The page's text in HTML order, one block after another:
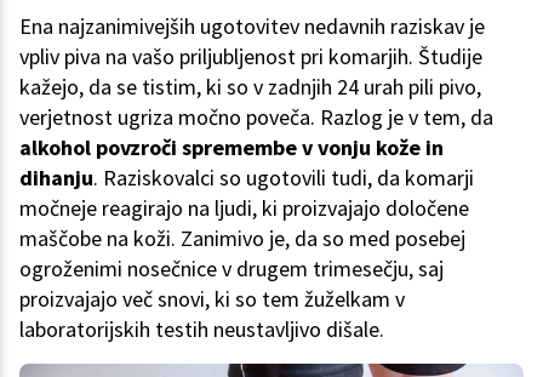
Ena najzanimivejših ugotovitev nedavnih raziskav je
vpliv piva na vašo priljubljenost pri komarjih. Študije
kažejo, da se tistim, ki so v zadnjih 24 urah pili pivo,
verjetnost ugriza močno poveča. Razlog je v tem, da
alkohol povzroči spremembe v vonju kože in
dihanju. Raziskovalci so ugotovili tudi, da komarji
močneje reagirajo na ljudi, ki proizvajajo določene
maščobe na koži. Zanimivo je, da so med posebej
ogroženimi nosečnice v drugem trimesečju, saj
proizvajajo več snovi, ki so tem žuželkam v
laboratorijskih testih neustavljivo dišale.